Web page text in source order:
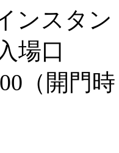
ンスタ
場口
（開門